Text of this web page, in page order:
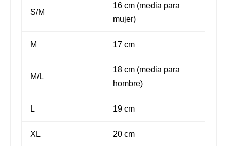
S/M
16 cm (media para
mujer)
M 17 cm
M/L
18 cm (media para
hombre)
L 19 cm
XL 20 cm